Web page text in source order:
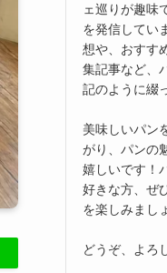
ェ巡りが趣味
を発信してい
想や、おすす
集記事など、
記のように綴
美味しいパン
がり、パンの
嬉しいです！
好きな方、ぜ
を楽しみまし
どうぞ、よろ